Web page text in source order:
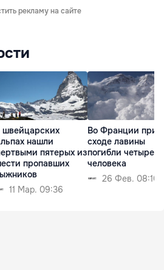
рекламу на сайте
швейцарских
нашли
пятерых из
пропавших
11 Мар. 09:36
Во Франции при
сходе лавины
погибли четыре
человека
26 Фев. 08:10